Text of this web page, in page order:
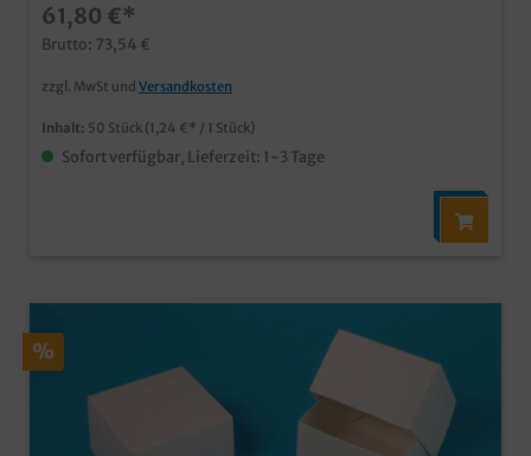
Wunschdesign bedruckbar, wenden Sie sich einfach an
unseren Kundenservice
61,80 €*
Brutto: 73,54 €
zzgl. MwSt und Versandkosten
Inhalt: 50 Stück (1,24 €* / 1 Stück)
Sofort verfügbar, Lieferzeit: 1-3 Tage
%